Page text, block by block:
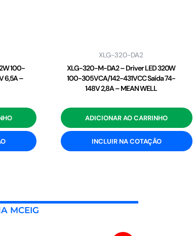
100-
6,5A –
XLG-320-DA2
XLG-320-M-DA2 – Driver LED 320W
100-305VCA/142-431VCC Saída 74-
148V 2,8A – MEAN WELL
ADICIONAR AO CARRINHO
INCLUIR NA COTAÇÃO
MCEIG